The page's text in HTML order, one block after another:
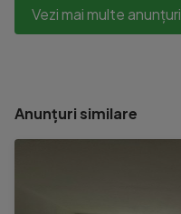
Vezi mai multe anunțuri
Anunțuri similare